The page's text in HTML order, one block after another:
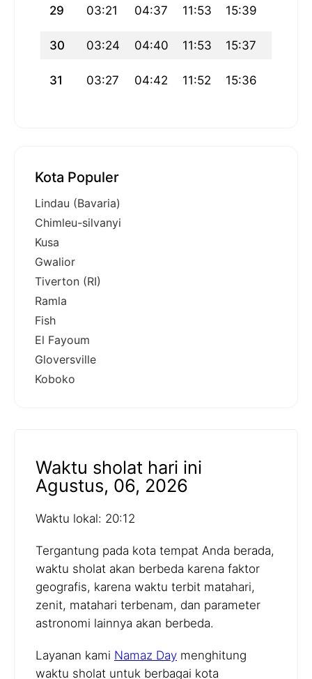
29 03:21 04:37 11:53 15:39
30 03:24 04:40 11:53 15:37
31 03:27 04:42 11:52 15:36
Kota Populer
Lindau (Bavaria)
Chimleu-silvanyi
Kusa
Gwalior
Tiverton (RI)
Ramla
Fish
El Fayoum
Gloversville
Koboko
Waktu sholat hari ini
Agustus, 06, 2026
Waktu lokal: 20:12
Tergantung pada kota tempat Anda berada,
waktu sholat akan berbeda karena faktor
geografis, karena waktu terbit matahari,
zenit, matahari terbenam, dan parameter
astronomi lainnya akan berbeda.
Layanan kami Namaz Day menghitung
waktu sholat untuk berbagai kota